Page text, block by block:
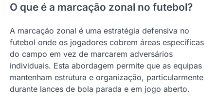
O que é a marcação zonal no futebol?
A marcação zonal é uma estratégia defensiva no
futebol onde os jogadores cobrem áreas específicas
do campo em vez de marcarem adversários
individuais. Esta abordagem permite que as equipas
mantenham estrutura e organização, particularmente
durante lances de bola parada e em jogo aberto.